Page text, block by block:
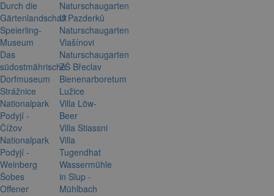
Durch die
Gärtenlandschaft
Speierling-
Museum
Das
südostmährische
Dorfmuseum
Strážnice
Nationalpark
Podyjí -
Čížov
Nationalpark
Podyjí -
Weinberg
Šobes
Offener
Naturschaugarten
U Pazderků
Naturschaugarten
Vlašínovi
Naturschaugarten
ZŠ Břeclav
Bienenarboretum
Lužice
Villa Löw-
Beer
Villa Stiassni
Villa
Tugendhat
Wassermühle
in Slup -
Mühlbach